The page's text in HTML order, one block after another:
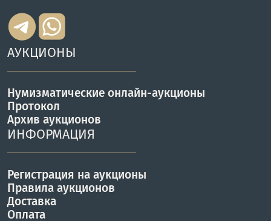
АУКЦИОНЫ
Нумизматические онлайн-аукционы
Протокол
Архив аукционов
ИНФОРМАЦИЯ
Регистрация на аукционы
Правила аукционов
Доставка
Оплата